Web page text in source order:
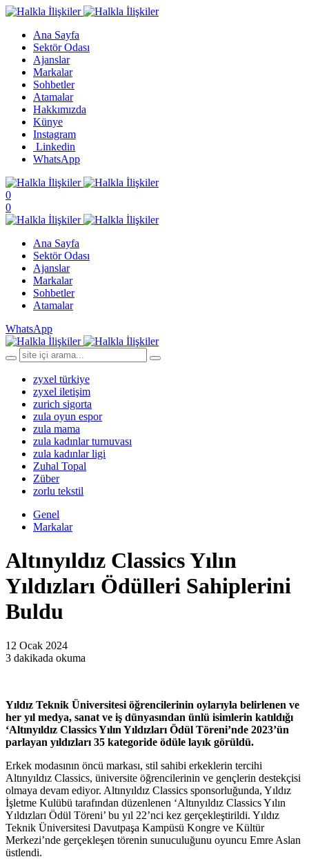
Ana Sayfa
Sektör Odası
Ajanslar
Markalar
Sohbetler
Atamalar
Hakkımızda
Künye
Instagram
Linkedin
WhatsApp
0
0
Ana Sayfa
Sektör Odası
Ajanslar
Markalar
Sohbetler
Atamalar
WhatsApp
zyxel türkiye
zyxel iletişim
zurich sigorta
zula oyun espor
zula mama
zula kadınlar turnuvası
zula kadınlar ligi
Zuhal Topal
Züber
zorlu tekstil
Genel
Markalar
Altınyıldız Classics Yılın
Yıldızları Ödülleri Sahiplerini
Buldu
12 Ocak 2024
3 dakikada okuma
Yıldız Teknik Üniversitesi öğrencilerinin oylarıyla belirlenen ve
her yıl medya, sanat ve iş dünyasından ünlü isimlerin katıldığı
‘Altınyıldız Classics Yılın Yıldızları Ödül Töreni’nde 2023’ün
parlayan yıldızları 35 kategoride ödüle layık görüldü.
Erkek modasının öncü markası, stil sahibi erkeklerin tercihi
Altınyıldız Classics, üniversite öğrencilerinin ve gençlerin destekçisi
olmaya devam ediyor. Altınyıldız Classics sponsorluğunda, Yıldız
İşletme Kulübü tarafından düzenlenen ‘Altınyıldız Classics Yılın
Yıldızları Ödül Töreni’ bu yıl 22’nci kez gerçekleştirildi. Yıldız
Teknik Üniversitesi Davutpaşa Kampüsü Kongre ve Kültür
Merkezi’nde gerçekleşen törenin sunuculuğunu oyuncu Emre Aslan
üstlendi.